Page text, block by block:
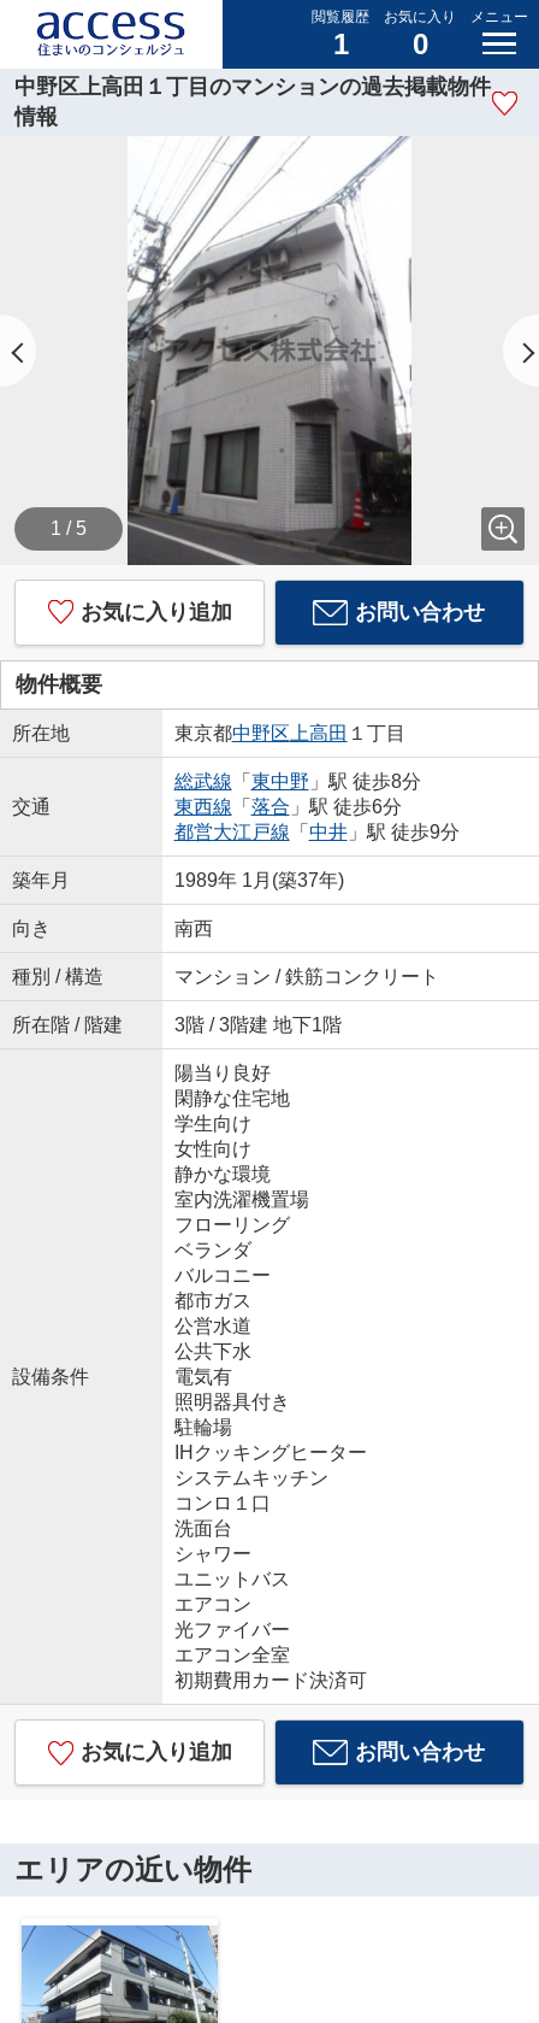
閲覧履歴
1
お気に入り
0
メニュー
中野区上高田１丁目のマンションの過去掲載物件
情報
1 / 5
お気に入り追加 お問い合わせ
物件概要
所在地 東京都中野区 上高田 １丁目
交通
総武線 「 東中野 」駅 徒歩8分
東西線 「 落合 」駅 徒歩6分
都営大江戸線 「 中井」駅 徒歩9分
築年月 1989年 1月(築37年)
向き 南西
種別 / 構造 マンション / 鉄筋コンクリート
所在階 / 階建 3階 / 3階建 地下1階
設備条件
陽当り良好
閑静な住宅地
学生向け
女性向け
静かな環境
室内洗濯機置場
フローリング
ベランダ
バルコニー
都市ガス
公営水道
公共下水
電気有
照明器具付き
駐輪場
IHクッキングヒーター
システムキッチン
コンロ１口
洗面台
シャワー
ユニットバス
エアコン
光ファイバー
エアコン全室
初期費用カード決済可
お気に入り追加 お問い合わせ
エリアの近い物件